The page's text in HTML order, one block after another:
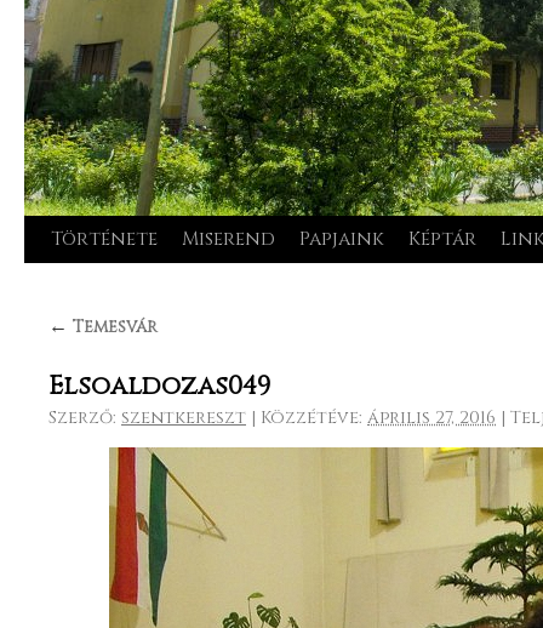
Kilépés
tartalomba
Története Miserend Papjaink Képtár
← Temesvár
Elsoaldozas049
Szerző: szentkereszt | Közzétéve: április 27, 2016 |